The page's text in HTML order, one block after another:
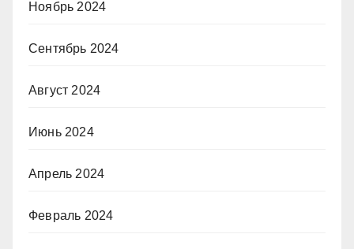
Ноябрь 2024
Сентябрь 2024
Август 2024
Июнь 2024
Апрель 2024
Февраль 2024